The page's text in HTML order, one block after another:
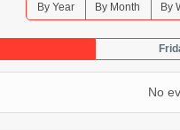
By Year By Month By
No